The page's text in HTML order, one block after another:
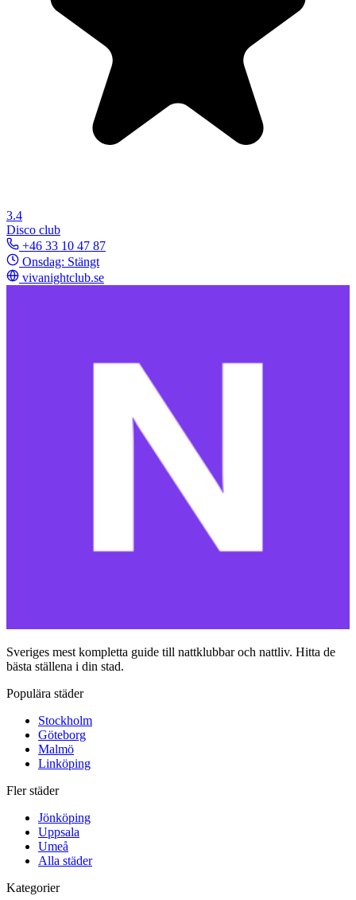
3.4
Disco club
+46 33 10 47 87
Onsdag: Stängt
vivanightclub.se
Sveriges mest kompletta guide till nattklubbar och nattliv. Hitta de
bästa ställena i din stad.
Populära städer
Stockholm
Göteborg
Malmö
Linköping
Fler städer
Jönköping
Uppsala
Umeå
Alla städer
Kategorier